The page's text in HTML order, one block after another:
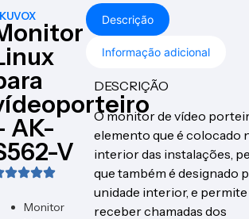
AK-
V
Monitor
Descrição
Informação adicional
DESCRIÇÃO
O monitor de vídeo
elemento que é colocado
interior das instalações,
que também é designado
unidade interior, e permite
receber chamadas dos